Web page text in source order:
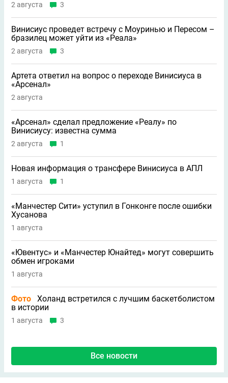
2 августа 3
Винисиус проведет встречу с Моуринью и Пересом –
бразилец может уйти из «Реала»
2 августа 3
Артета ответил на вопрос о переходе Винисиуса в
«Арсенал»
2 августа
«Арсенал» сделал предложение «Реалу» по
Винисиусу: известна сумма
2 августа 1
Новая информация о трансфере Винисиуса в АПЛ
1 августа 1
«Манчестер Сити» уступил в Гонконге после ошибки
Хусанова
1 августа
«Ювентус» и «Манчестер Юнайтед» могут совершить
обмен игроками
1 августа
Фото
Холанд встретился с лучшим баскетболистом
в истории
1 августа 3
Все новости